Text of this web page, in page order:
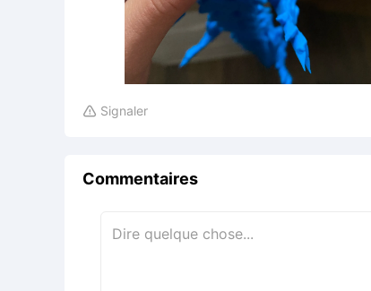
 Signaler
Commentaires